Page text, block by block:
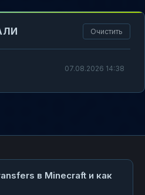
Очистить
07.08.2026 14:38
в Minecraft и как